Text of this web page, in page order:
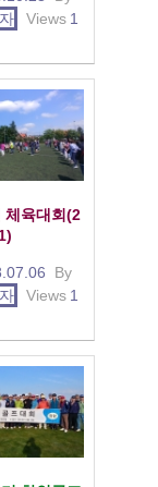
Views 1
체육대회(2
By
Views 1